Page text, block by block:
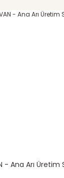
- Ana Arı Üretim